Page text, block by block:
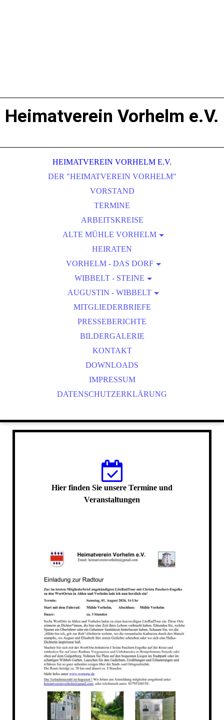
Heimatverein Vorhelm e.V.
HEIMATVEREIN VORHELM E.V.
DER "HEIMATVEREIN VORHELM"
VORSTAND
TERMINE
ARBEITSKREISE
ALTE MÜHLE VORHELM
WEGBESCHREIBUNG
HEIRATEN
VORHELM - DAS DORF
VORHELM IN ZAHLEN
DORFGESCHICHTE
50 JAHRE VORHELM AHLEN
WIBBELT - STEINE
1. STEIN
2. STEIN
3. STEIN
4. STEIN
5. STEIN
6. STEIN
AUGUSTIN - WIBBELT
WIBBELT - ORTE
MITGLIEDERBRIEFE
PRESSEBERICHTE
BILDERGALERIE
KONTAKT
DOWNLOADS
IMPRESSUM
DATENSCHUTZERKLÄRUNG
Hier finden Sie unsere Termine und
Veranstaltungen